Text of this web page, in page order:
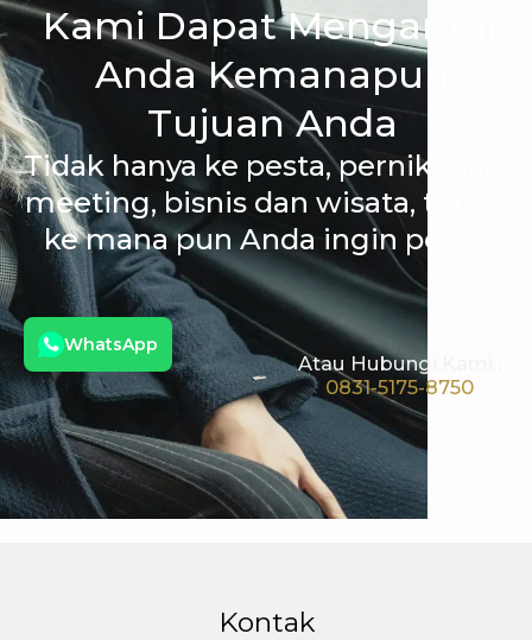
Kami Dapat Mengantar
Anda Kemanapun
Tujuan Anda
Tidak hanya ke pesta, pernikahan,
meeting, bisnis dan wisata, tetapi
ke mana pun Anda ingin pergi.
WhatsApp
Atau Hubungi Kami :
0831-5175-8750
Kontak